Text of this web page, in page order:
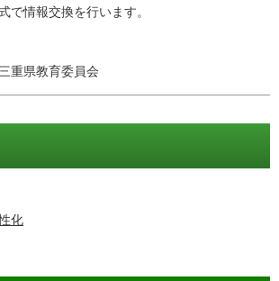
情報交換を行います。
県教育委員会
化